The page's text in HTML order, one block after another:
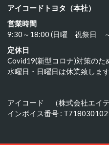
アイコードトヨタ（本社）
営業時間
9:30～18:00 (日曜 祝祭日
定休日
Covid19(新型コロナ)対策のた
水曜日・日曜日は休業致します
アイコード （株式会社エイテ
インボイス番号 :